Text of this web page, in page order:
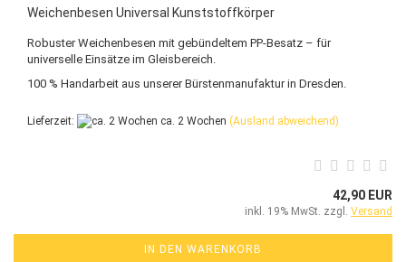
Weichenbesen Universal Kunststoffkörper
Robuster Weichenbesen mit gebündeltem PP-Besatz – für
universelle Einsätze im Gleisbereich.
100 % Handarbeit aus unserer Bürstenmanufaktur in Dresden.
Lieferzeit: ca. 2 Wochen (Ausland abweichend)
42,90 EUR
inkl. 19% MwSt. zzgl. Versand
IN DEN WARENKORB